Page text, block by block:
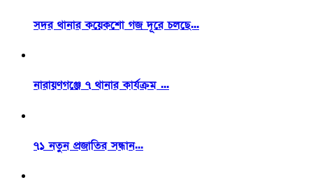
সদর থানার কয়েকশো গজ দূরে চলছে...
নারায়ণগঞ্জে ৭ থানার কার্যক্রম ...
৭১ নতুন প্রজাতির সন্ধান...